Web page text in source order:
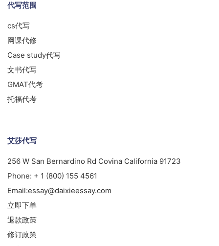
代写范围
cs代写
网课代修
Case study代写
文书代写
GMAT代考
托福代考
艾莎代写
256 W San Bernardino Rd Covina California 91723
Phone: + 1 (800) 155 4561
Email:essay@daixieessay.com
立即下单
退款政策
修订政策